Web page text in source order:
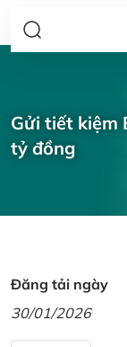
Gửi tiết kiệm
tỷ đồng
Đăng tải ngày
30/01/2026